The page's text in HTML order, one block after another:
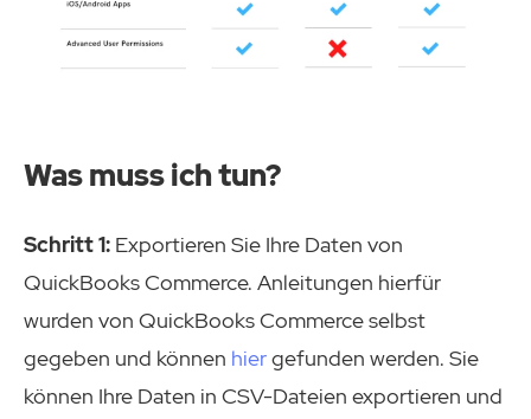
Was muss ich tun?
Schritt 1: Exportieren Sie Ihre Daten von
QuickBooks Commerce. Anleitungen hierfür
wurden von QuickBooks Commerce selbst
gegeben und können hiergefunden werden. Sie
können Ihre Daten in CSV-Dateien exportieren und